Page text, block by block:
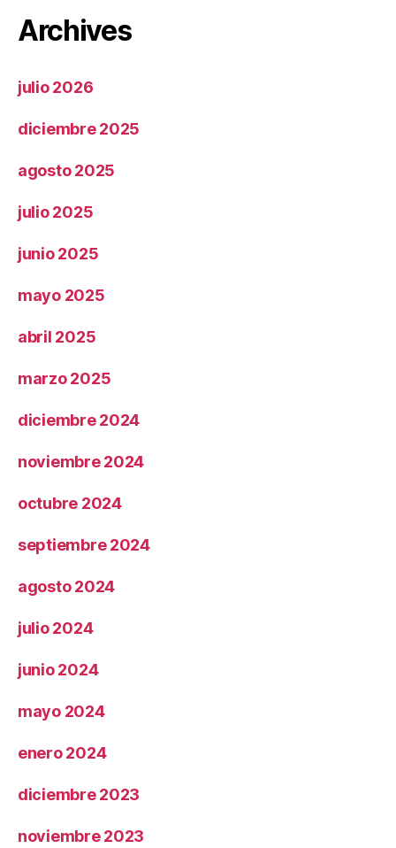
Archives
julio 2026
diciembre 2025
agosto 2025
julio 2025
junio 2025
mayo 2025
abril 2025
marzo 2025
diciembre 2024
noviembre 2024
octubre 2024
septiembre 2024
agosto 2024
julio 2024
junio 2024
mayo 2024
enero 2024
diciembre 2023
noviembre 2023